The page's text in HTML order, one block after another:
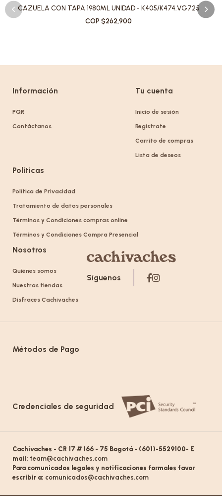
CAZUELA CON TAPA 1980ML UNIDAD - K405/K474.VG725
COP $262,900
Información
PQR
Contáctanos
Tu cuenta
Inicio de sesión
Regístrate
Carrito de compras
Lista de deseos
Políticas
Política de Privacidad
Tratamiento de datos personales
Términos y Condiciones compras online
Términos y Condiciones Compra Presencial
Nosotros
Quiénes somos
Nuestras tiendas
Disfraces Cachivaches
Síguenos
Métodos de Pago
Credenciales de seguridad
Cachivaches - CR 17 # 166 - 75 Bogotá - (601)-5529100- E
mail: team@cachivaches.com
Para comunicados legales y notificaciones formales favor
escribir a: comunicados@cachivaches.com